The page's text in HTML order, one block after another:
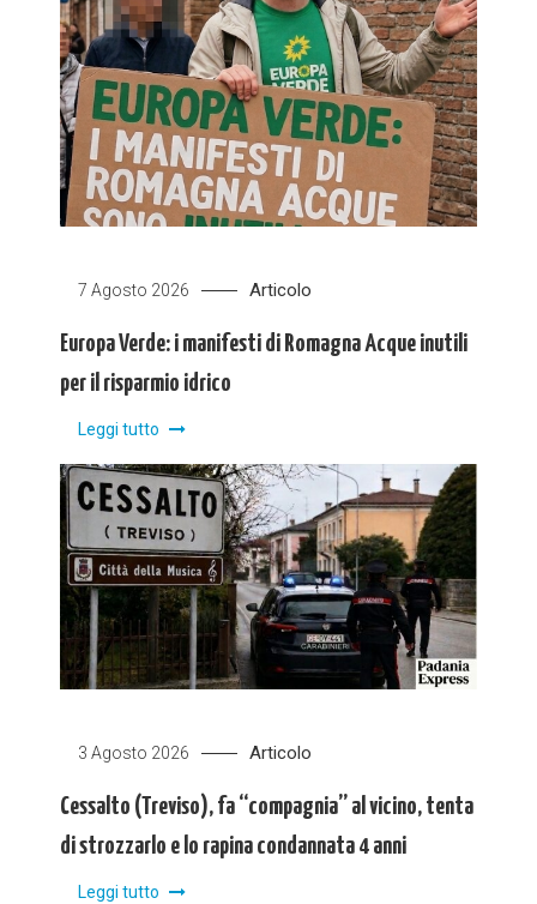
7 Agosto 2026 Articolo
Europa Verde: i manifesti di Romagna Acque inutili
per il risparmio idrico
Leggi tutto
3 Agosto 2026 Articolo
Cessalto (Treviso), fa “compagnia” al vicino, tenta
di strozzarlo e lo rapina condannata 4 anni
Leggi tutto